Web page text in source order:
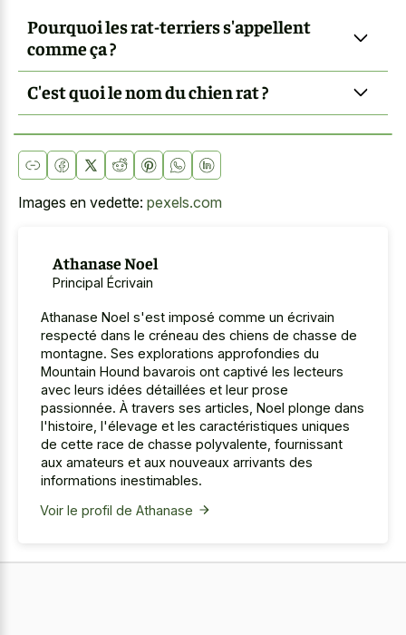
Pourquoi les rat-terriers s'appellent
comme ça ?
C'est quoi le nom du chien rat ?
Images en vedette: pexels.com
Athanase Noel
Principal Écrivain
Athanase Noel s'est imposé comme un écrivain
respecté dans le créneau des chiens de chasse de
montagne. Ses explorations approfondies du
Mountain Hound bavarois ont captivé les lecteurs
avec leurs idées détaillées et leur prose
passionnée. À travers ses articles, Noel plonge dans
l'histoire, l'élevage et les caractéristiques uniques
de cette race de chasse polyvalente, fournissant
aux amateurs et aux nouveaux arrivants des
informations inestimables.
Voir le profil de Athanase